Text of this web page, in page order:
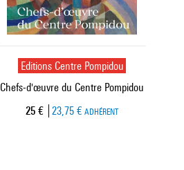
Editions Centre Pompidou
Chefs-d'œuvre du Centre Pompidou
Prix ​​actuel
25 € 23,75 € ADHÉRENT